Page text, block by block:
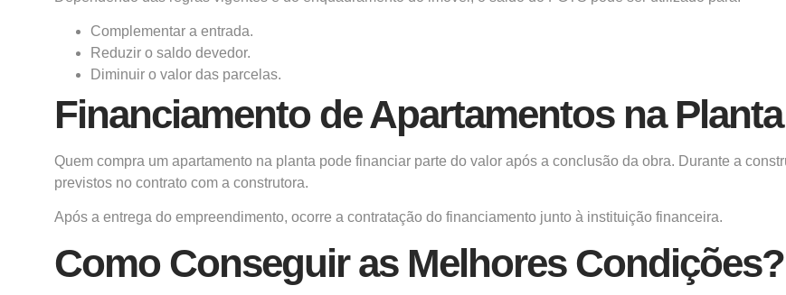
Complementar a entrada.
Reduzir o saldo devedor.
Diminuir o valor das parcelas.
Financiamento de Apartamentos na Planta
Quem compra um apartamento na planta pode financiar parte do valor após a conclusão da obra. Durante a
previstos no contrato com a construtora.
Após a entrega do empreendimento, ocorre a contratação do financiamento junto à instituição financeira.
Como Conseguir as Melhores Condições?